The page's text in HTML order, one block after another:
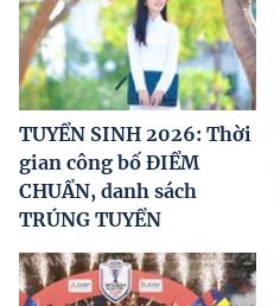
TUYỂN SINH 2026: Thời
gian công bố ĐIỂM
CHUẨN, danh sách
TRÚNG TUYỂN